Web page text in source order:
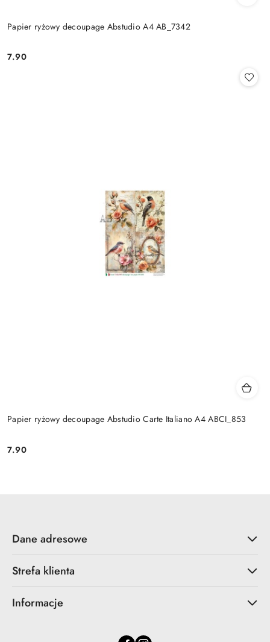
Papier ryżowy decoupage Abstudio A4 AB_7342
Cena:
7.90
Papier ryżowy decoupage Abstudio Carte Italiano A4 ABCI_853
Cena:
7.90
Dane adresowe
Strefa klienta
Informacje